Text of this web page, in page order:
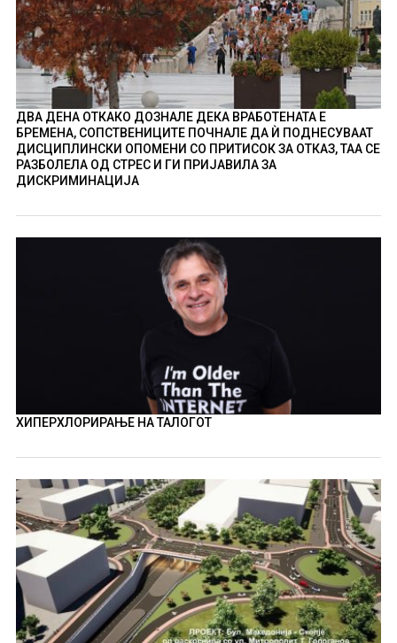
ДВА ДЕНА ОТКАКО ДОЗНАЛЕ ДЕКА ВРАБОТЕНАТА Е
БРЕМЕНА, СОПСТВЕНИЦИТЕ ПОЧНАЛЕ ДА Ѝ ПОДНЕСУВААТ
ДИСЦИПЛИНСКИ ОПОМЕНИ СО ПРИТИСОК ЗА ОТКАЗ, ТАА СЕ
РАЗБОЛЕЛА ОД СТРЕС И ГИ ПРИЈАВИЛА ЗА
ДИСКРИМИНАЦИЈА
ХИПЕРХЛОРИРАЊЕ НА ТАЛОГОТ